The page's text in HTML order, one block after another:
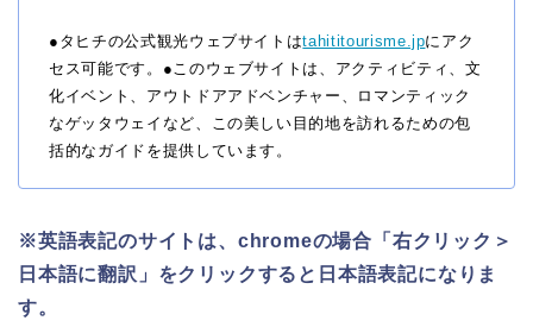
●タヒチの公式観光ウェブサイトはtahititourisme.jpにアク
セス可能です。●このウェブサイトは、アクティビティ、文
化イベント、アウトドアアドベンチャー、ロマンティック
なゲッタウェイなど、この美しい目的地を訪れるための包
括的なガイドを提供しています。
※英語表記のサイトは、chromeの場合「右クリック＞
日本語に翻訳」をクリックすると日本語表記になりま
す。